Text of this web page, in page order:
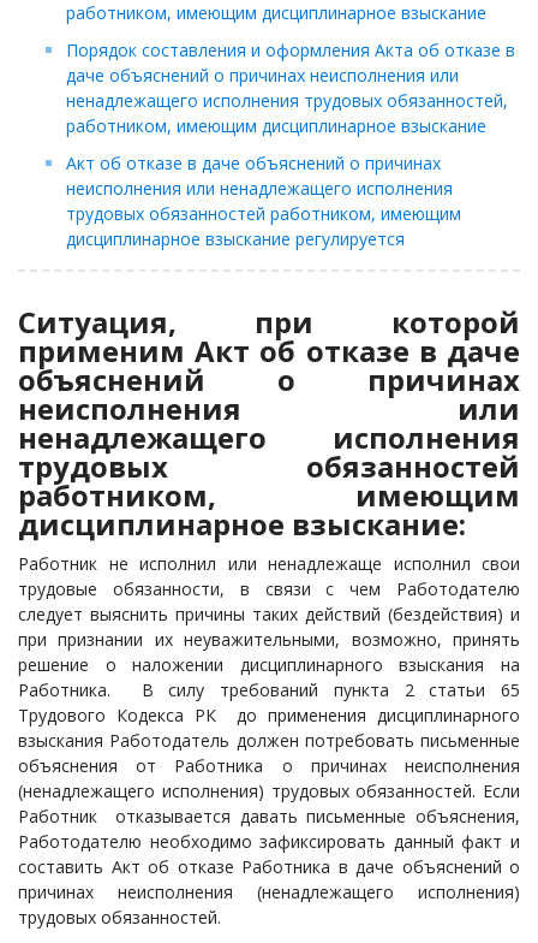
работником, имеющим дисциплинарное взыскание
Порядок составления и оформления Акта об отказе в
даче объяснений о причинах неисполнения или
ненадлежащего исполнения трудовых обязанностей,
работником, имеющим дисциплинарное взыскание
Акт об отказе в даче объяснений о причинах
неисполнения или ненадлежащего исполнения
трудовых обязанностей работником, имеющим
дисциплинарное взыскание регулируется
Ситуация, при которой
применим Акт об отказе в даче
объяснений о причинах
неисполнения или
ненадлежащего исполнения
трудовых обязанностей
работником, имеющим
дисциплинарное взыскание:
Работник не исполнил или ненадлежаще исполнил свои
трудовые обязанности, в связи с чем Работодателю
следует выяснить причины таких действий (бездействия) и
при признании их неуважительными, возможно, принять
решение о наложении дисциплинарного взыскания на
Работника. В силу требований пункта 2 статьи 65
Трудового Кодекса РК до применения дисциплинарного
взыскания Работодатель должен потребовать письменные
объяснения от Работника о причинах неисполнения
(ненадлежащего исполнения) трудовых обязанностей. Если
Работник отказывается давать письменные объяснения,
Работодателю необходимо зафиксировать данный факт и
составить Акт об отказе Работника в даче объяснений о
причинах неисполнения (ненадлежащего исполнения)
трудовых обязанностей.